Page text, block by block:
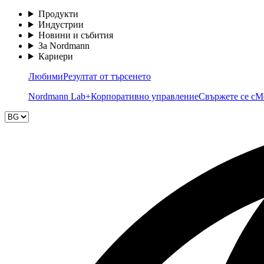
Продукти
Индустрии
Новини и събития
За Nordmann
Кариери
ЛюбимиРезултат от търсенето
Nordmann Lab+Корпоративно управлениеСвържете се с